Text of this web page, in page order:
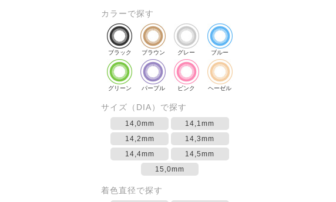
カラーで探す
ブラック ブラウン グレー ブルー
グリーン パープル ピンク ヘーゼル
サイズ（DIA）で探す
14,0mm
14,1mm
14,2mm
14,3mm
14,4mm
14,5mm
15,0mm
着色直径で探す